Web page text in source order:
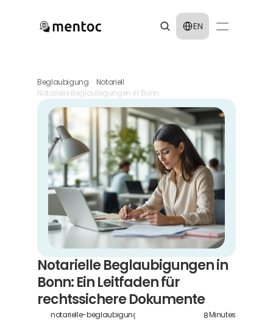
Select Language
EN
Beglaubigung
Notariell
Notarielle Beglaubigungen in Bonn
Notarielle Beglaubigungen in
Bonn: Ein Leitfaden für
rechtssichere Dokumente
notarielle-beglaubigungen-in-bonn 8Minutes